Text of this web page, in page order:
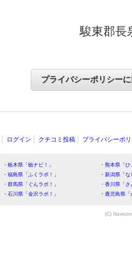
駿東郡
ログイン クチコミ投稿 プライバシーポ
・栃木県「栃ナビ！」
・熊本県「
・福島県「ふくラボ！」
・新潟県「
・群馬県「ぐんラボ！」
・香川県「
・石川県「金沢ラボ！」
・鹿児島県
(C)